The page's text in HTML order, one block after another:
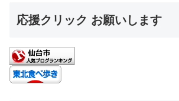
応援クリック お願いします